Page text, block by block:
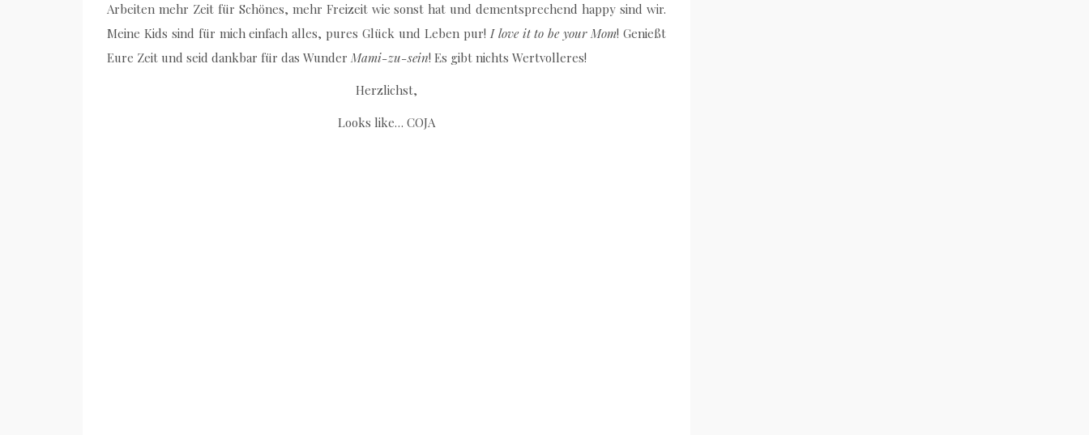
Arbeiten mehr Zeit für Schönes, mehr Freizeit wie sonst hat und dementsprechend happy sind wir.
Meine Kids sind für mich einfach alles, pures Glück und Leben pur!I love it to be your Mom! Genießt
Eure Zeit und seid dankbar für das WunderMami-zu-sein! Es gibt nichts Wertvolleres!
Herzlichst,
Looks like… COJA